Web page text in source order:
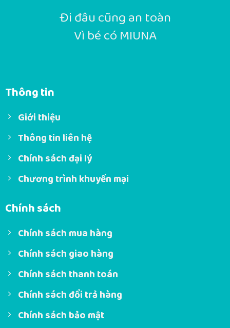
Đi đâu cũng an toàn
Vì bé có MIUNA
Thông tin
Giới thiệu
Thông tin liên hệ
Chính sách đại lý
Chương trình khuyến mại
Chính sách
Chính sách mua hàng
Chính sách giao hàng
Chính sách thanh toán
Chính sách đổi trả hàng
Chính sách bảo mật